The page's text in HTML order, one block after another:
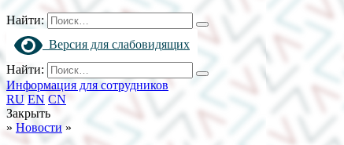
Найти:
Версия для слабовидящих
Найти:
Информация для сотрудников
RU EN CN
Закрыть
» Новости »